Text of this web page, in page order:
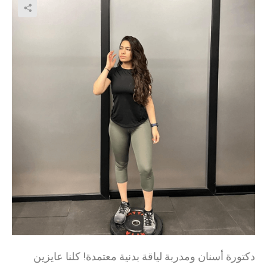
دكتورة أسنان ومدربة لياقة بدنية معتمدة! كلنا عايزين